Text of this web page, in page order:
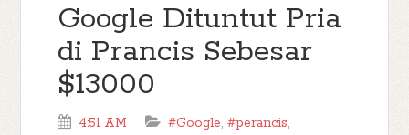
Google Dituntut Pria
di Prancis Sebesar
$13000
4:51 AM #Google,#perancis,